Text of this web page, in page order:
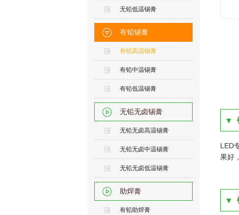
无铅低温锡膏
有铅锡膏
有铅高温锡膏
有铅中温锡膏
有铅低温锡膏
无铅无卤锡膏
无铅无卤高温锡膏
无铅无卤中温锡膏
无铅无卤低温锡膏
助焊膏
有铅助焊膏
▼
LED
果好
▼